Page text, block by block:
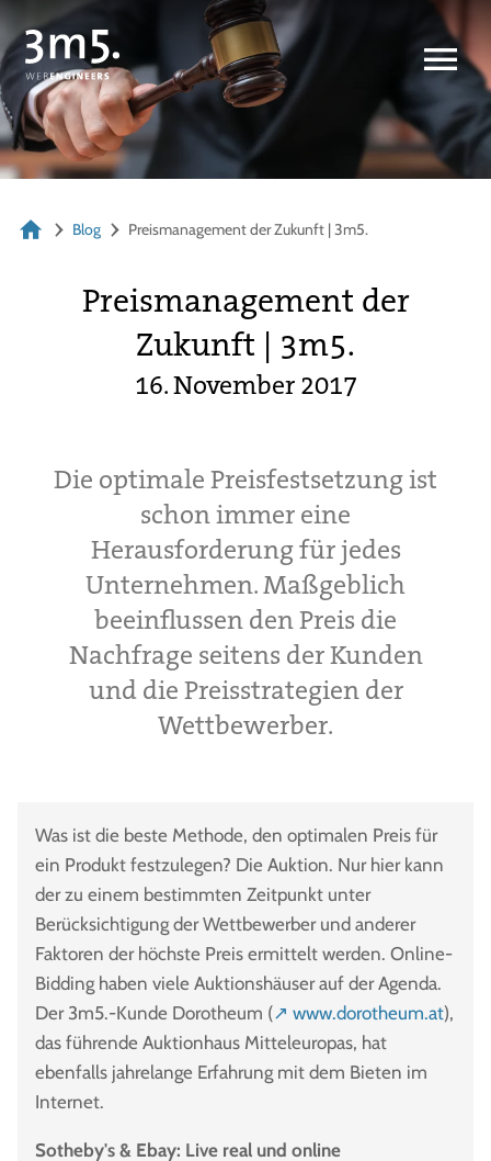
Blog Preismanagement der Zukunft | 3m5.
Preismanagement der
Zukunft | 3m5.
16. November 2017
Die optimale Preisfestsetzung ist
schon immer eine
Herausforderung für jedes
Unternehmen. Maßgeblich
beeinflussen den Preis die
Nachfrage seitens der Kunden
und die Preisstrategien der
Wettbewerber.
Was ist die beste Methode, den optimalen Preis für
ein Produkt festzulegen? Die Auktion. Nur hier kann
der zu einem bestimmten Zeitpunkt unter
Berücksichtigung der Wettbewerber und anderer
Faktoren der höchste Preis ermittelt werden. Online-
Bidding haben viele Auktionshäuser auf der Agenda.
Der 3m5.-Kunde Dorotheum (↗ www.dorotheum.at),
das führende Auktionhaus Mitteleuropas, hat
ebenfalls jahrelange Erfahrung mit dem Bieten im
Internet.
Sotheby's & Ebay: Live real und online